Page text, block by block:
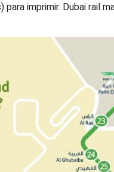
imprimir. Dubai rail